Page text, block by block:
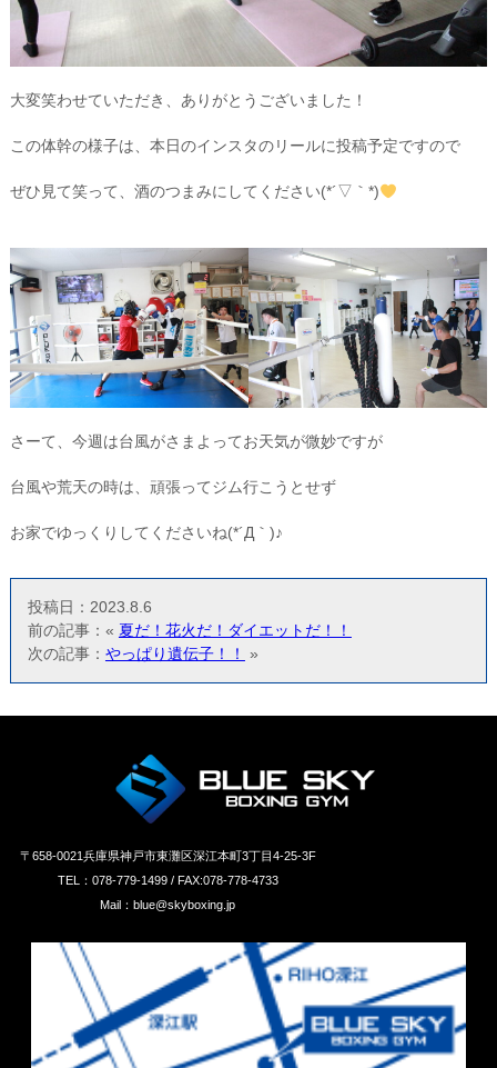
大変笑わせていただき、ありがとうございました！
この体幹の様子は、本日のインスタのリールに投稿予定ですので
ぜひ見て笑って、酒のつまみにしてください(*´▽｀*)
さーて、今週は台風がさまよってお天気が微妙ですが
台風や荒天の時は、頑張ってジム行こうとせず
お家でゆっくりしてくださいね(*´Д｀)♪
投稿日：2023.8.6
前の記事：« 夏だ！花火だ！ダイエットだ！！
次の記事： やっぱり遺伝子！！ »
〒658‐0021兵庫県神戸市東灘区深江本町3丁目4-25-3F
TEL：078-779-1499 / FAX:078-778-4733
Mail：blue@skyboxing.jp